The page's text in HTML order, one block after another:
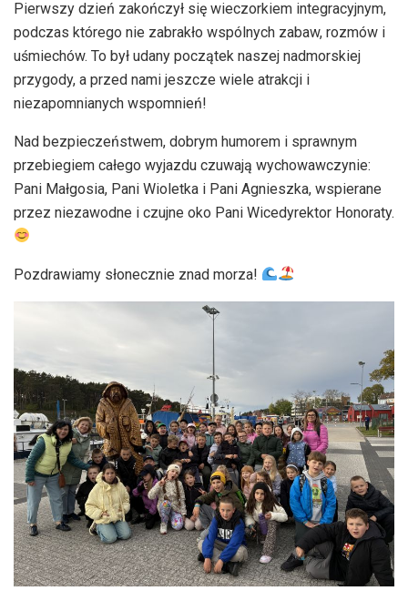
Pierwszy dzień zakończył się wieczorkiem integracyjnym,
podczas którego nie zabrakło wspólnych zabaw, rozmów i
uśmiechów. To był udany początek naszej nadmorskiej
przygody, a przed nami jeszcze wiele atrakcji i
niezapomnianych wspomnień!
Nad bezpieczeństwem, dobrym humorem i sprawnym
przebiegiem całego wyjazdu czuwają wychowawczynie:
Pani Małgosia, Pani Wioletka i Pani Agnieszka, wspierane
przez niezawodne i czujne oko Pani Wicedyrektor Honoraty.
Pozdrawiamy słonecznie znad morza!